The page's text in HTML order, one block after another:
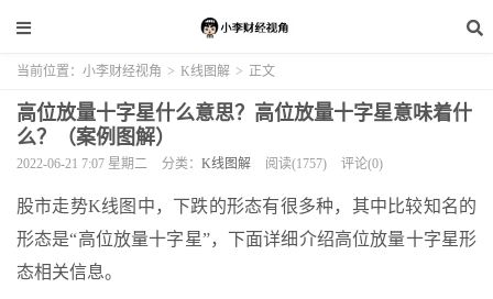
当前位置： 小李财经视角 > K线图解 > 正文
高位放量十字星什么意思？高位放量十字星意味着什
么？（案例图解）
2022-06-21 7:07 星期二 分类： K线图解 阅读(1757) 评论(0)
股市走势K线图中，下跌的形态有很多种，其中比较知名的
形态是“高位放量十字星”，下面详细介绍高位放量十字星形
态相关信息。